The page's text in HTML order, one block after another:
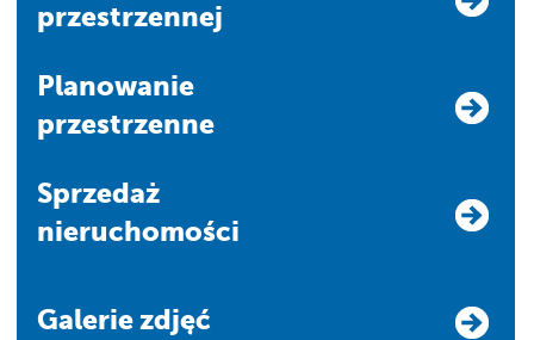
przestrzennej
Planowanie
przestrzenne
Sprzedaż
nieruchomości
Galerie zdjęć